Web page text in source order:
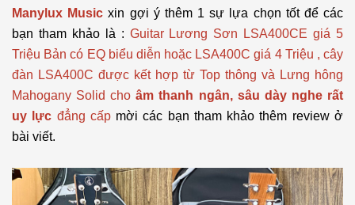
Manylux Musicxin gợi ý thêm 1 sự lựa chọn tốt để các
bạn tham khảo là : Guitar Lương Sơn LSA400CE giá 5
Triệu Bản có EQ biểu diễn hoặc LSA400C giá 4 Triệu , cây
đàn LSA400C được kết hợp từ Top thông và Lưng hông
Mahogany Solid cho âm thanh ngân, sâu dày nghe rất
uy lực đẳng cấp mời các bạn tham khảo thêm review ở
bài viết.